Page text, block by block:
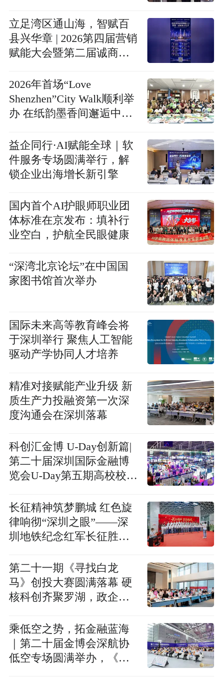
立足湾区通山海，智赋百
县兴华章 | 2026第四届营销
赋能大会暨第二届诚商文
2026年首场“Love
Shenzhen”City Walk顺利举
办 在纸韵墨香间邂逅中华
益企同行·AI赋能全球｜软
件服务专场圆满举行，解
锁企业出海增长新引擎
国内首个AI护眼师职业团
体标准在京发布：填补行
业空白，护航全民眼健康
“深湾北京论坛”在中国国
家图书馆首次举办
国际未来高等教育峰会将
于深圳举行 聚焦人工智能
驱动产学协同人才培养
精准对接赋能产业升级 新
质生产力投融资第一次深
度沟通会在深圳落幕
科创汇金博 U-Day创新篇|
第二十届深圳国际金融博
览会U-Day第五期高校校友
长征精神筑梦鹏城 红色旋
律响彻“深圳之眼”——深
圳地铁纪念红军长征胜利
办
第二十一期《寻找白龙
马》创投大赛圆满落幕 硬
核科创齐聚罗湖，政企金
乘低空之势，拓金融蓝海
｜第二十届金博会深航协
低空专场圆满举办，《寻